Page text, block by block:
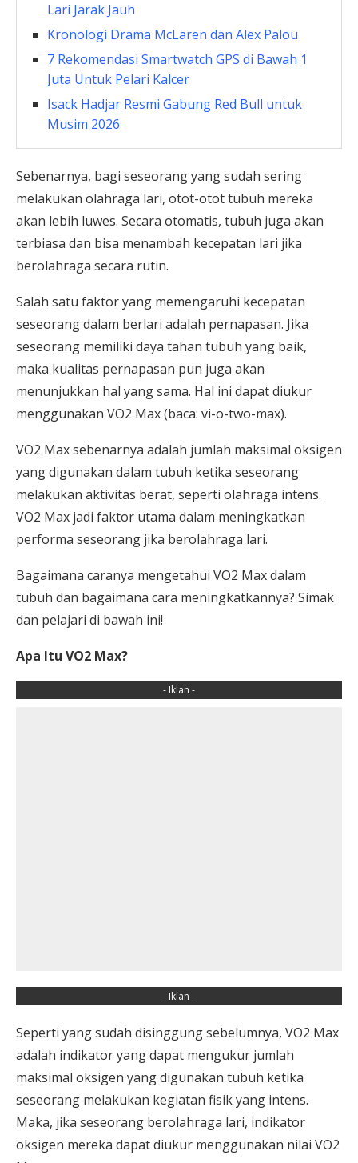
Lari Jarak Jauh
Kronologi Drama McLaren dan Alex Palou
7 Rekomendasi Smartwatch GPS di Bawah 1
Juta Untuk Pelari Kalcer
Isack Hadjar Resmi Gabung Red Bull untuk
Musim 2026
Sebenarnya, bagi seseorang yang sudah sering
melakukan olahraga lari, otot-otot tubuh mereka
akan lebih luwes. Secara otomatis, tubuh juga akan
terbiasa dan bisa menambah kecepatan lari jika
berolahraga secara rutin.
Salah satu faktor yang memengaruhi kecepatan
seseorang dalam berlari adalah pernapasan. Jika
seseorang memiliki daya tahan tubuh yang baik,
maka kualitas pernapasan pun juga akan
menunjukkan hal yang sama. Hal ini dapat diukur
menggunakan VO2 Max (baca: vi-o-two-max).
VO2 Max sebenarnya adalah jumlah maksimal oksigen
yang digunakan dalam tubuh ketika seseorang
melakukan aktivitas berat, seperti olahraga intens.
VO2 Max jadi faktor utama dalam meningkatkan
performa seseorang jika berolahraga lari.
Bagaimana caranya mengetahui VO2 Max dalam
tubuh dan bagaimana cara meningkatkannya? Simak
dan pelajari di bawah ini!
Apa Itu VO2 Max?
- Iklan -
- Iklan -
Seperti yang sudah disinggung sebelumnya, VO2 Max
adalah indikator yang dapat mengukur jumlah
maksimal oksigen yang digunakan tubuh ketika
seseorang melakukan kegiatan fisik yang intens.
Maka, jika seseorang berolahraga lari, indikator
oksigen mereka dapat diukur menggunakan nilai VO2